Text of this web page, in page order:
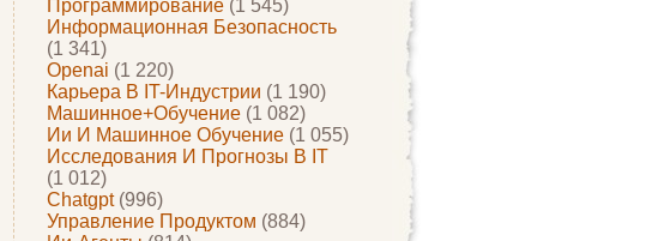
Программирование (1 545)
Информационная Безопасность
(1 341)
Openai (1 220)
Карьера В IT-Индустрии (1 190)
Машинное+обучение (1 082)
Ии И Машинное Обучение (1 055)
Исследования И Прогнозы В IT
(1 012)
Chatgpt(996)
Управление Продуктом (884)